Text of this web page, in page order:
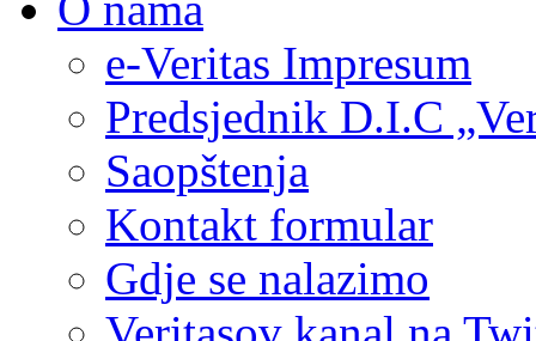
e-Veritas Impresum
Predsjednik D.I.C
Saopštenja
Kontakt formular
Gdje se nalazimo